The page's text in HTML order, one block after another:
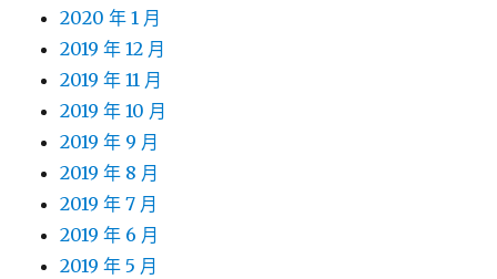
2020 年 1 月
2019 年 12 月
2019 年 11 月
2019 年 10 月
2019 年 9 月
2019 年 8 月
2019 年 7 月
2019 年 6 月
2019 年 5 月